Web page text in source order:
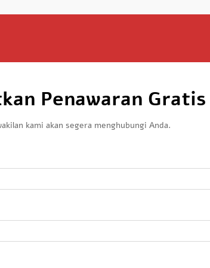
Penawaran Gratis
kami akan segera menghubungi Anda.